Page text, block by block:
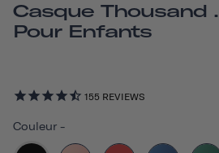
Casque Thousand .
Pour Enfants
155 REVIEWS
Couleur -